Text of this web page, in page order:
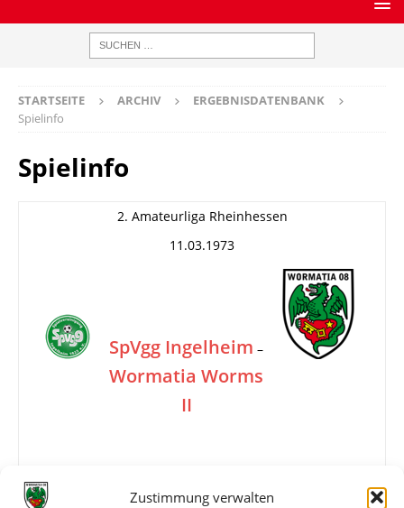
Zustimmung verwalten
STARTSEITE ARCHIV
ERGEBNISDATENBANK
Spielinfo
Spielinfo
2. Amateurliga Rheinhessen
11.03.1973
SpVgg Ingelheim –
Wormatia Worms
II
1:2